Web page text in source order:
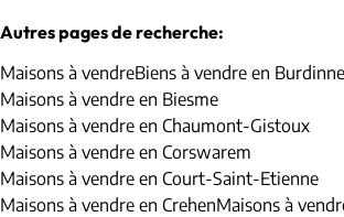
Max. budget
Chercher
Autres pages de recherche:
Maisons à vendreBiens à vendre en Burdinne
Maisons à vendre en Biesme
Maisons à vendre en Chaumont-Gistoux
Maisons à vendre en Corswarem
Maisons à vendre en Court-Saint-Etienne
Maisons à vendre en CrehenMaisons à